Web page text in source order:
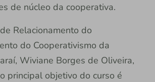
de núcleo da cooperativa.
Relacionamento do
do Cooperativismo da
Wiviane Borges de Oliveira,
principal objetivo do curso é